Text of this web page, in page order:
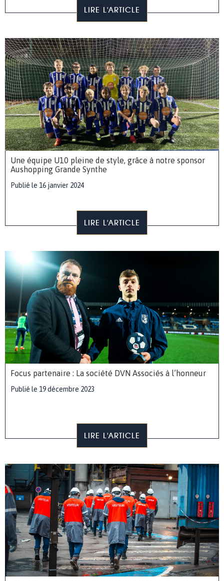
LIRE L'ARTICLE
Une équipe U10 pleine de style, grâce à notre sponsor
Aushopping Grande Synthe
Publié le 16 janvier 2024
LIRE L'ARTICLE
Focus partenaire : La société DVN Associés à l’honneur
Publié le 19 décembre 2023
LIRE L'ARTICLE